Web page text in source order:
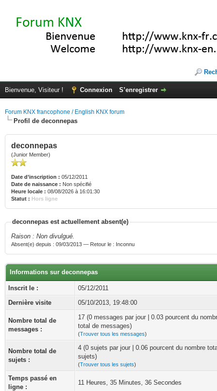
Bienvenue, Visiteur ! Connexion S’enregistrer
Forum KNX francophone / English KNX forum
Profil de deconnepas
deconnepas
(Junior Member)
Date d’inscription : 05/12/2011
Date de naissance : Non spécifié
Heure locale : 08/08/2026 à 16:01:30
Statut : Hors ligne
deconnepas est actuellement absent(e)
Raison : Non divulgué.
Absent(e) depuis : 09/03/2013 — Retour le : Inconnu
Informations sur deconnepas
Inscrit le :
05/12/2011
Dernière visite
05/10/2013, 19:48:00
Nombre total de
messages :
17 (0 messages par jour | 0.03 pourcent du
total de messages)
(Trouver tous les messages)
Nombre total de
sujets :
4 (0 sujets par jour | 0.06 pourcent du nombre
sujets)
(Trouver tous les sujets)
Temps passé en
ligne :
11 Heures, 35 Minutes, 36 Secondes